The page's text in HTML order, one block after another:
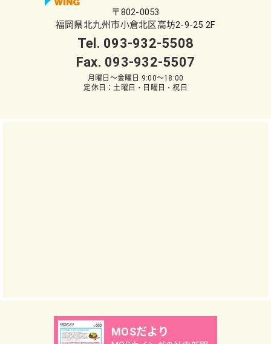
〒802-0053
福岡県北九州市小倉北区高坊2-9-25 2F
Tel. 093-932-5508
Fax. 093-932-5507
月曜日～金曜日 9:00～18:00
定休日：土曜日・日曜日・祝日
MOSだより